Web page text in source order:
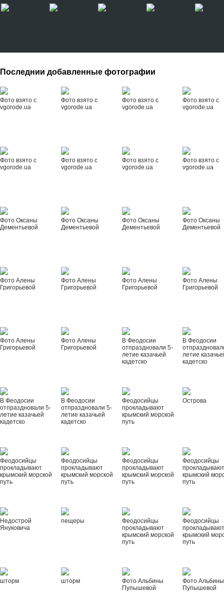
Последнии добавленные фотографии
Фото взято с
vgorode.ua
Фото взято с
vgorode.ua
Фото взято с
vgorode.ua
Фото взято с
vgorode.ua
Фото взято с
vgorode.ua
Фото взято с
vgorode.ua
Фото взято с
vgorode.ua
Фото взято с
vgorode.ua
Фото Оксаны
Дементьевой
Фото Оксаны
Дементьевой
Фото Оксаны
Дементьевой
Фото Оксаны
Дементьевой
Фото Алены
Григорьевой
Фото Алены
Григорьевой
Фото Алены
Григорьевой
Фото Алены
Григорьевой
Фото Алены
Григорьевой
Фото Алены
Григорьевой
В Феодосии
отпраздновали 5-
летие казачьей
кадетско
В Феодосии
летие
кадетско
В Феодосии
отпраздновали 5-
летие казачьей
кадетско
В Феодосии
отпраздновали 5-
летие казачьей
кадетско
Феодосийцы
прокладывают
крымский морской
путь
Острова
Феодосийцы
прокладывают
крымский морской
путь
Феодосийцы
прокладывают
крымский морской
путь
Феодосийцы
прокладывают
крымский морской
путь
Феодосийцы
крымский
путь
Недострой
Януковича
пещеры
Феодосийцы
прокладывают
крымский морской
путь
Феодосийцы
крымский
путь
шторм шторм
Фото Альбины
Пупышевой
Фото Альбины
Пупышевой